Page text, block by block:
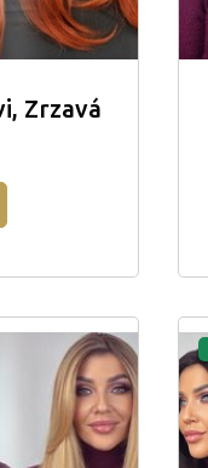
Zrzavá